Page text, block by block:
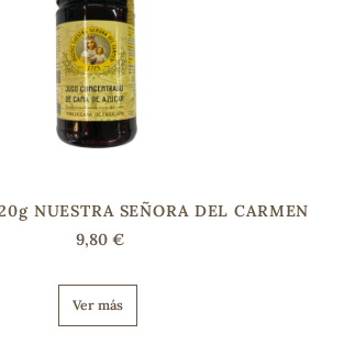
NUESTRA SEÑORA DEL CARMEN
9,80 €
Ver más